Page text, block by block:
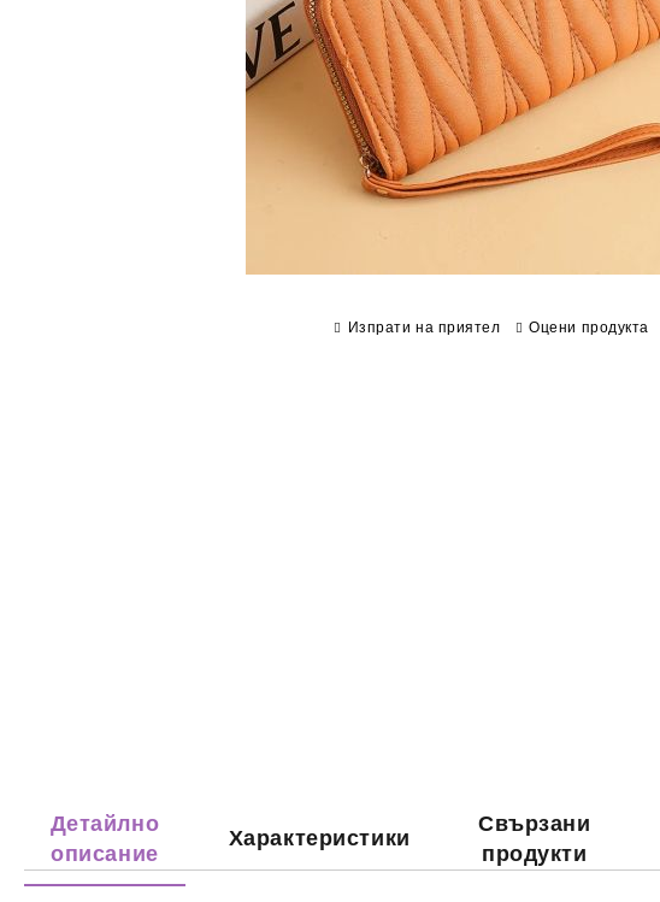
Изпрати на приятел Оцени продукта
Детайлно
описание
Характеристики
Свързани
продукти